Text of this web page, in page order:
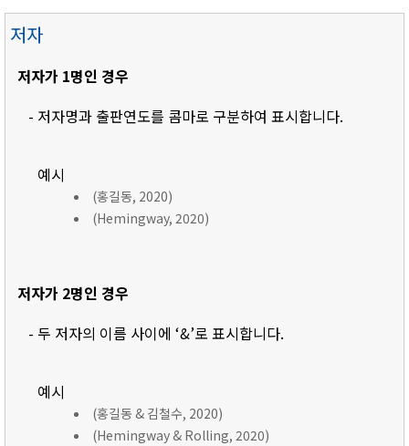
저자
저자가 1명인 경우
- 저자명과 출판연도를 콤마로 구분하여 표시합니다.
예시
(홍길동, 2020)
(Hemingway, 2020)
저자가 2명인 경우
- 두 저자의 이름 사이에 ‘&’로 표시합니다.
예시
(홍길동 & 김철수, 2020)
(Hemingway & Rolling, 2020)